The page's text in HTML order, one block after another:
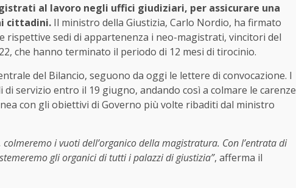
al lavoro negli uffici giudiziari, per assicurare una
cittadini. Il ministro della Giustizia, Carlo Nordio, ha firmato
rispettive sedi di appartenenza i neo-magistrati, vincitori del
che hanno terminato il periodo di 12 mesi di tirocinio.
del Bilancio, seguono da oggi le lettere di convocazione. I
servizio entro il 19 giugno, andando così a colmare le carenze
con gli obiettivi di Governo più volte ribaditi dal ministro
i vuoti dell’organico della magistratura. Con l’entrata di
gli organici di tutti i palazzi di giustizia”, afferma il